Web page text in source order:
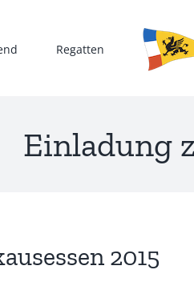
Regatten
Einladung
2015